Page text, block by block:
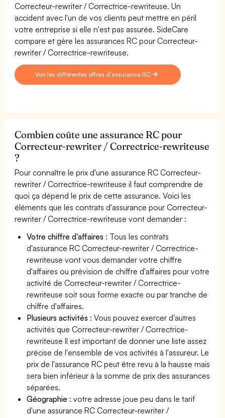
Correcteur-rewriter / Correctrice-rewriteuse. Un
accident avec l'un de vos clients peut mettre en péril
votre entreprise si elle n'est pas assurée. SideCare
compare et gère les assurances RC pour Correcteur-
rewriter / Correctrice-rewriteuse.
Voir les différentes offres d'assurance RC
Combien coûte une assurance RC pour
Correcteur-rewriter / Correctrice-rewriteuse
?
Pour connaître le prix d'une assurance RC Correcteur-
rewriter / Correctrice-rewriteuse il faut comprendre de
quoi ça dépend le prix de cette assurance. Voici les
éléments que les contrats d'assurance pour Correcteur-
rewriter / Correctrice-rewriteuse vont demander :
Votre chiffre d'affaires : Tous les contrats
d'assurance RC Correcteur-rewriter / Correctrice-
rewriteuse vont vous demander votre chiffre
d'affaires ou prévision de chiffre d'affaires pour votre
activité de Correcteur-rewriter / Correctrice-
rewriteuse soit sous forme exacte ou par tranche de
chiffre d'affaires.
Plusieurs activités : Vous pouvez exercer d'autres
activités que Correcteur-rewriter / Correctrice-
rewriteuse Il est important de donner une liste assez
précise de l'ensemble de vos activités à l'assureur. Le
prix de l'assurance RC peut être revu à la hausse mais
sera bien inférieur à la somme de prix des assurances
séparées.
Géographie :votre adresse joue peu dans le tarif
d'une assurance RC Correcteur-rewriter /